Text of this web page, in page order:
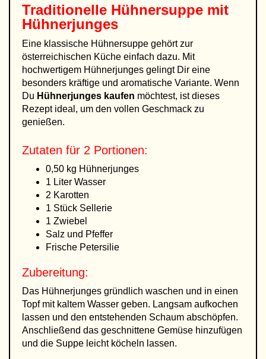
Traditionelle Hühnersuppe mit
Hühnerjunges
Eine klassische Hühnersuppe gehört zur
österreichischen Küche einfach dazu. Mit
hochwertigem Hühnerjunges gelingt Dir eine
besonders kräftige und aromatische Variante. Wenn
Du Hühnerjunges kaufen möchtest, ist dieses
Rezept ideal, um den vollen Geschmack zu
genießen.
Zutaten für 2 Portionen:
0,50 kg Hühnerjunges
1 Liter Wasser
2 Karotten
1 Stück Sellerie
1 Zwiebel
Salz und Pfeffer
Frische Petersilie
Zubereitung:
Das Hühnerjunges gründlich waschen und in einen
Topf mit kaltem Wasser geben. Langsam aufkochen
lassen und den entstehenden Schaum abschöpfen.
Anschließend das geschnittene Gemüse hinzufügen
und die Suppe leicht köcheln lassen.